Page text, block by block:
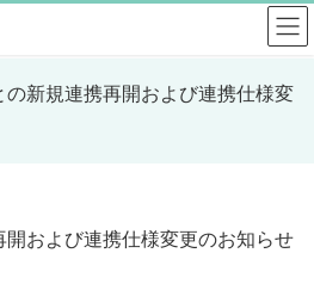
新規連携再開および連携仕様変
開および連携仕様変更のお知らせ